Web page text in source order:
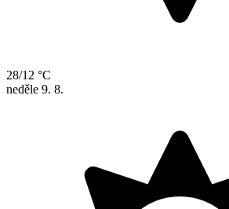
28/12 °C
neděle 9. 8.